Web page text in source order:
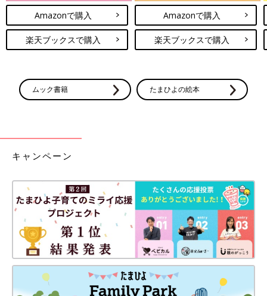
Amazonで購入
楽天ブックスで購入
Amazonで購入
楽天ブックスで購入
ムック書籍 たまひよの絵本
キャンペーン